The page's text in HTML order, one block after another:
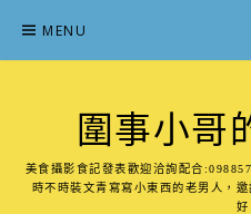
content
MENU
圍事小哥
美食攝影食記發表歡迎洽詢配合
時不時裝文青寫寫小東西的老男人，
好